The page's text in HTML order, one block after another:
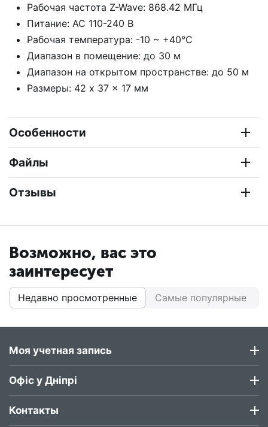
Рабочая частота Z-Wave: 868.42 МГц
Питание: AC 110-240 В
Рабочая температура: -10 ~ +40°C
Диапазон в помещение: до 30 м
Диапазон на открытом пространстве: до 50 м
Размеры: 42 x 37 x 17 мм
Особенности
Файлы
Отзывы
Возможно, вас это
заинтересует
Недавно просмотренные Самые популярные
Моя учетная запись
Офіс у Дніпрі
Контакты